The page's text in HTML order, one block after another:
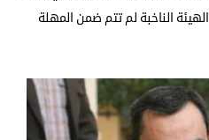
الناخبة لم تتم ضمن المهلة